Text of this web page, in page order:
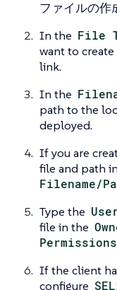
ファイルの作
In the File
want to
link.
In the
path to the
deployed.
If you are
file and path
Filename/
Type the
file in the
If the client
configure